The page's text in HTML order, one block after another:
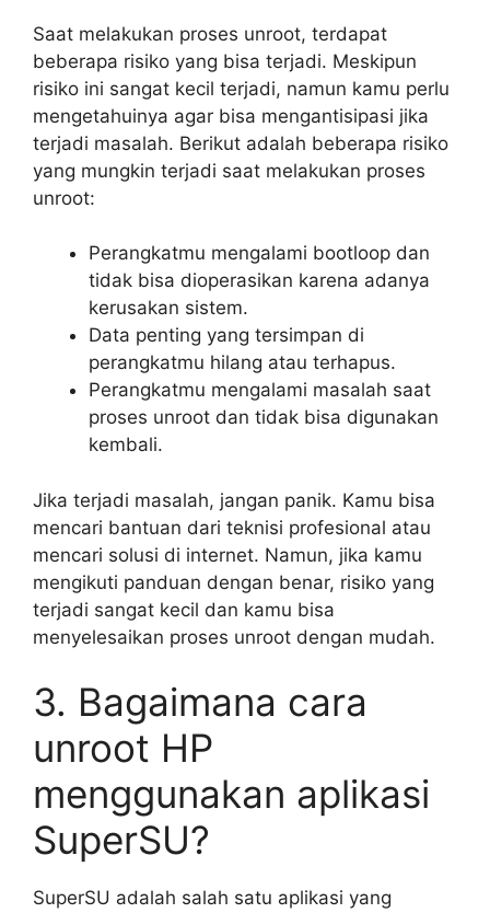
Saat melakukan proses unroot, terdapat
beberapa risiko yang bisa terjadi. Meskipun
risiko ini sangat kecil terjadi, namun kamu perlu
mengetahuinya agar bisa mengantisipasi jika
terjadi masalah. Berikut adalah beberapa risiko
yang mungkin terjadi saat melakukan proses
unroot:
Perangkatmu mengalami bootloop dan
tidak bisa dioperasikan karena adanya
kerusakan sistem.
Data penting yang tersimpan di
perangkatmu hilang atau terhapus.
Perangkatmu mengalami masalah saat
proses unroot dan tidak bisa digunakan
kembali.
Jika terjadi masalah, jangan panik. Kamu bisa
mencari bantuan dari teknisi profesional atau
mencari solusi di internet. Namun, jika kamu
mengikuti panduan dengan benar, risiko yang
terjadi sangat kecil dan kamu bisa
menyelesaikan proses unroot dengan mudah.
3. Bagaimana cara
unroot HP
menggunakan aplikasi
SuperSU?
SuperSU adalah salah satu aplikasi yang